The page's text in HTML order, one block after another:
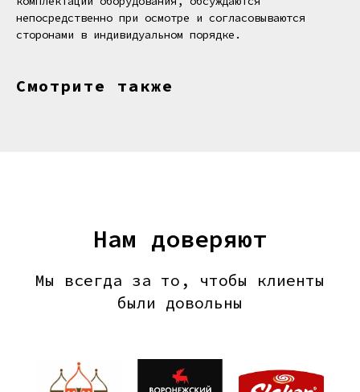
непосредственно при осмотре и согласовываются
сторонами в индивидуальном порядке.
Смотрите также
Нам доверяют
Мы всегда за то, чтобы клиенты
были довольны